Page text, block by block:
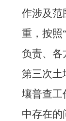
作涉及范
重，按照
负责、各
第三次土
壤普查工
中存在的